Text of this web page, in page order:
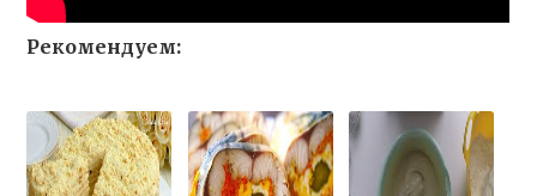
Рекомендуем: